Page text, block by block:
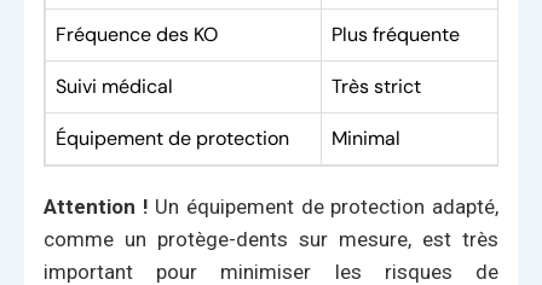
Fréquence des KO Plus fréquente
Suivi médical Très strict
Équipement de protection Minimal
Attention ! Un équipement de protection adapté,
comme un protège-dents sur mesure, est très
important pour minimiser les risques de